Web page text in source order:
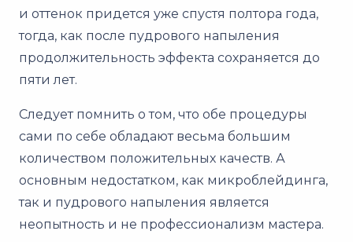
и оттенок придется уже спустя полтора года,
тогда, как после пудрового напыления
продолжительность эффекта сохраняется до
пяти лет.
Следует помнить о том, что обе процедуры
сами по себе обладают весьма большим
количеством положительных качеств. А
основным недостатком, как микроблейдинга,
так и пудрового напыления является
неопытность и не профессионализм мастера.